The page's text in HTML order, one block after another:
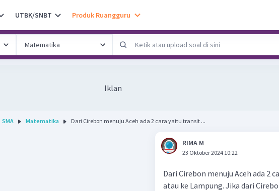
UTBK/SNBT Produk Ruangguru
Iklan
SMA Matematika Dari Cirebon menuju Aceh ada 2 cara yaitu transit ...
RIMA M
23 Oktober 2024 10:22
Dari Cirebon menuju Aceh ada 2
atau ke Lampung. Jika dari